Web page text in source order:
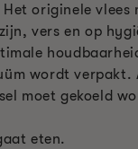
originele vlees
vers en op
wordt verpakt.
moet gekoeld
eten.